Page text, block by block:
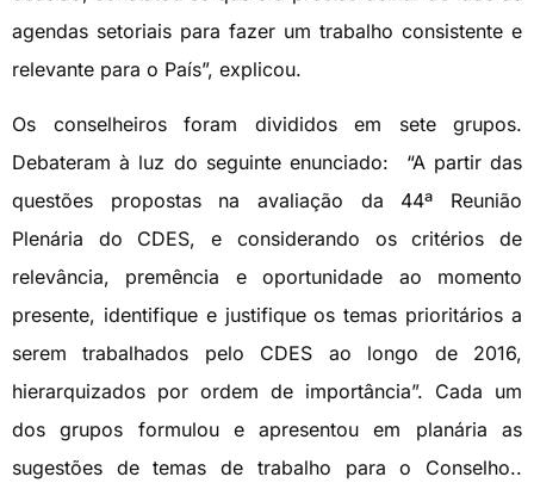
agendas setoriais para fazer um trabalho consistente e
relevante para o País”, explicou.
Os conselheiros foram divididos em sete grupos.
Debateram à luz do seguinte enunciado: “A partir das
questões propostas na avaliação da 44ª Reunião
Plenária do CDES, e considerando os critérios de
relevância, premência e oportunidade ao momento
presente, identifique e justifique os temas prioritários a
serem trabalhados pelo CDES ao longo de 2016,
hierarquizados por ordem de importância”. Cada um
dos grupos formulou e apresentou em planária as
sugestões de temas de trabalho para o Conselho..